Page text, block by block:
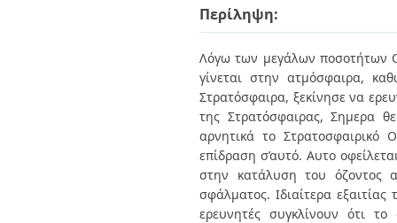
Περίληψη:
Λόγω των μεγάλων ποσοτήτων
γίνεται στην ατμόσφαιρα,
Στρατόσφαιρα, ξεκίνησε να
της Στρατόσφαιρας, Σημερα
αρνητικά το Στρατοσφαιρικό
επίδραση σ’αυτό. Αυτο
στην κατάλυση του όζοντος
σφάλματος. Ιδιαίτερα
ερευνητές συγκλίνουν ότι